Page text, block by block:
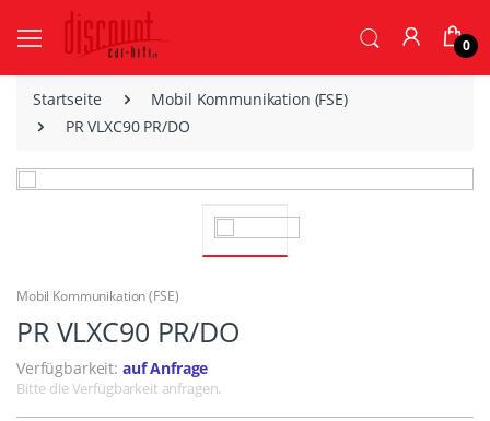
0
Startseite
Mobil Kommunikation (FSE)
PR VLXC90 PR/DO
Mobil Kommunikation (FSE)
PR VLXC90 PR/DO
Verfügbarkeit: auf Anfrage
Bitte die Verfügbarkeit anfragen.